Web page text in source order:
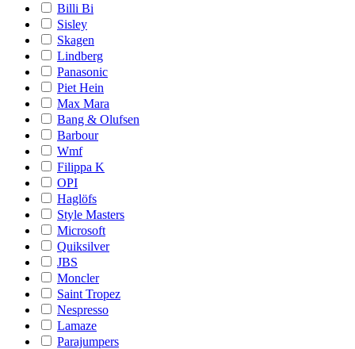
Billi Bi
Sisley
Skagen
Lindberg
Panasonic
Piet Hein
Max Mara
Bang & Olufsen
Barbour
Wmf
Filippa K
OPI
Haglöfs
Style Masters
Microsoft
Quiksilver
JBS
Moncler
Saint Tropez
Nespresso
Lamaze
Parajumpers